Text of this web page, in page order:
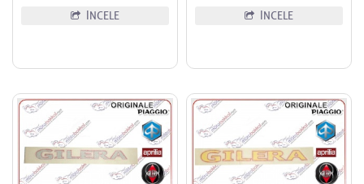
İNCELE İNCELE